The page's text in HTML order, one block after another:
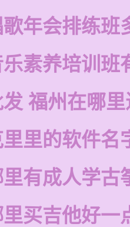
年会排练班
素养培训班
福州在哪
里的软件名
有成人学古
买吉他好一